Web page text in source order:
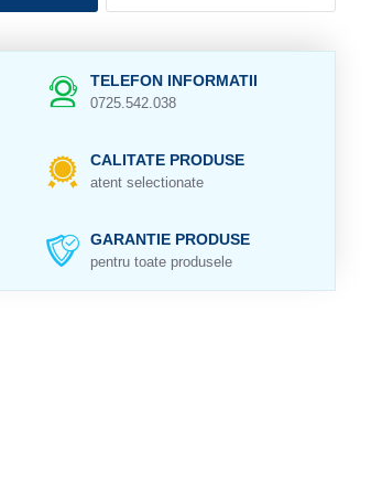
TELEFON INFORMATII
0725.542.038
CALITATE PRODUSE
atent selectionate
GARANTIE PRODUSE
pentru toate produsele